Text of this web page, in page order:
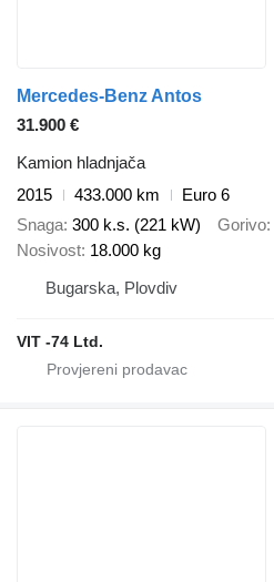
Mercedes-Benz Antos
31.900 €
Kamion hladnjača
2015
433.000 km
Euro 6
Snaga 300 k.s. (221 kW) Gorivo
Nosivost 18.000 kg
Bugarska, Plovdiv
VIT -74 Ltd.